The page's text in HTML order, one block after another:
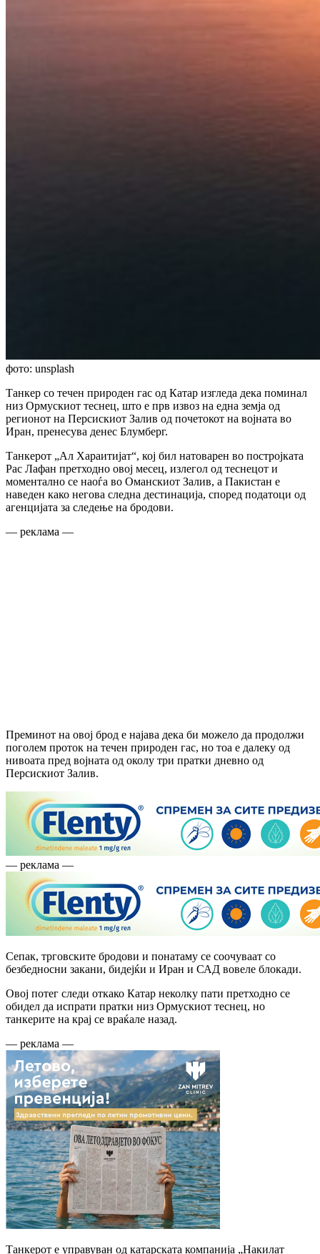
фото: unsplash
Танкер со течен природен гас од Катар изгледа дека поминал
низ Ормускиот теснец, што е прв извоз на една земја од
регионот на Персискиот Залив од почетокот на војната во
Иран, пренесува денес Блумберг.
Танкерот „Ал Хараитијат“, кој бил натоварен во постројката
Рас Лафан претходно овој месец, излегол од теснецот и
моментално се наоѓа во Оманскиот Залив, а Пакистан е
наведен како негова следна дестинација, според податоци од
агенцијата за следење на бродови.
— реклама —
Преминот на овој брод е најава дека би можело да продолжи
поголем проток на течен природен гас, но тоа е далеку од
нивоата пред војната од околу три пратки дневно од
Персискиот Залив.
— реклама —
Сепак, трговските бродови и понатаму се соочуваат со
безбедносни закани, бидејќи и Иран и САД вовеле блокади.
Овој потег следи откако Катар неколку пати претходно се
обидел да испрати пратки низ Ормускиот теснец, но
танкерите на крај се враќале назад.
— реклама —
Танкерот е управуван од катарската компанија „Накилат